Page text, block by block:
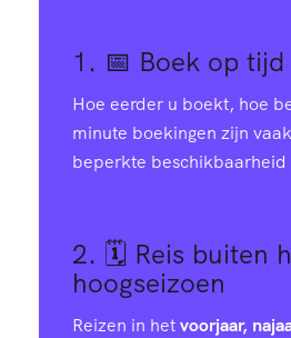
1. 📅 Boek op tijd
Hoe eerder u boekt, hoe
minute boekingen zijn
beperkte beschikbaarheid
2. 🗓️ Reis buiten
hoogseizoen
Reizen in hetvoorjaar,